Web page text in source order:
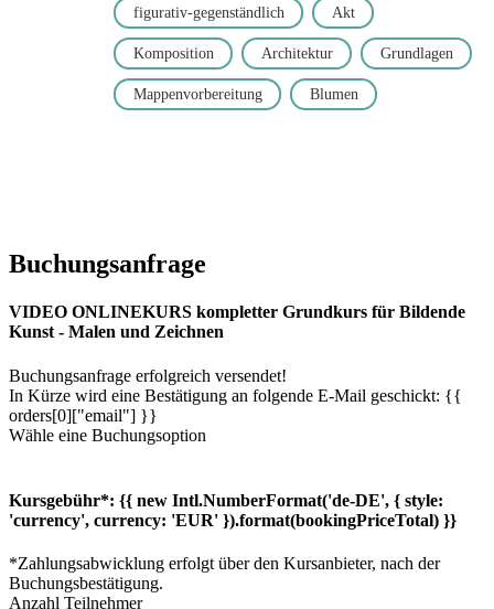
figurativ-gegenständlich Akt
Komposition Architektur Grundlagen
Mappenvorbereitung Blumen
Buchungsanfrage
VIDEO ONLINEKURS kompletter Grundkurs für Bildende
Kunst - Malen und Zeichnen
Buchungsanfrage erfolgreich versendet!
In Kürze wird eine Bestätigung an folgende E-Mail geschickt: {{
orders[0]["email"] }}
Wähle eine Buchungsoption
Kursgebühr*: {{ new Intl.NumberFormat('de-DE', { style:
'currency', currency: 'EUR' }).format(bookingPriceTotal) }}
*Zahlungsabwicklung erfolgt über den Kursanbieter, nach der
Buchungsbestätigung.
Anzahl Teilnehmer